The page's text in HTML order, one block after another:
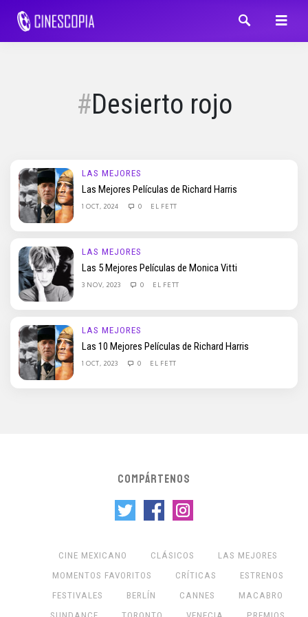
Desierto rojo
LAS MEJORES
Las Mejores Películas de Richard Harris
1 OCT, 2024 0 EL FETT
LAS MEJORES
Las 5 Mejores Películas de Monica Vitti
3 NOV, 2023 0 EL FETT
LAS MEJORES
Las 10 Mejores Películas de Richard Harris
1 OCT, 2023 0 EL FETT
COMPÁRTENOS
CINE MEXICANO CLÁSICOS
LAS MEJORES
MOMENTOS FAVORITOS
CRÍTICAS
ESTRENOS
FESTIVALES
BERLÍN CANNES
MACABRO